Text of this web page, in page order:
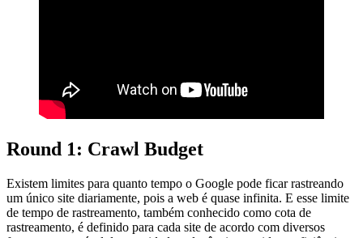
Round 1: Crawl Budget
Existem limites para quanto tempo o Google pode ficar rastreando
um único site diariamente, pois a web é quase infinita. E esse limite
de tempo de rastreamento, também conhecido como cota de
rastreamento, é definido para cada site de acordo com diversos